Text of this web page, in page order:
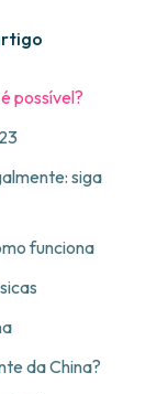
possível?
siga
funciona
da China?